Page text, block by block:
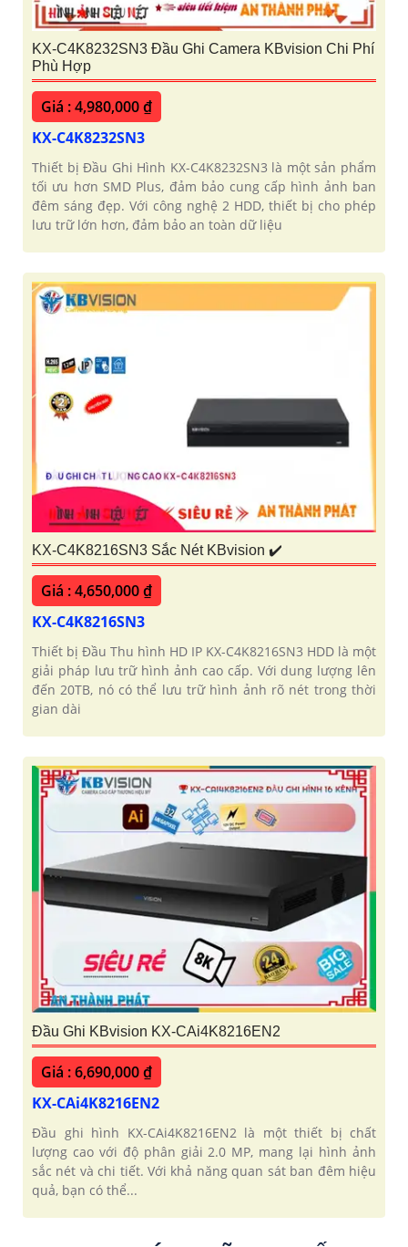
KX-C4K8232SN3 Đầu Ghi Camera KBvision Chi Phí
Phù Hợp
Giá : 4,980,000 ₫
KX-C4K8232SN3
Thiết bị Đầu Ghi Hình KX-C4K8232SN3 là một sản phẩm
tối ưu hơn SMD Plus, đảm bảo cung cấp hình ảnh ban
đêm sáng đẹp. Với công nghệ 2 HDD, thiết bị cho phép
lưu trữ lớn hơn, đảm bảo an toàn dữ liệu
KX-C4K8216SN3 Sắc Nét KBvision ✔️
Giá : 4,650,000 ₫
KX-C4K8216SN3
Thiết bị Đầu Thu hình HD IP KX-C4K8216SN3 HDD là một
giải pháp lưu trữ hình ảnh cao cấp. Với dung lượng lên
đến 20TB, nó có thể lưu trữ hình ảnh rõ nét trong thời
gian dài
Đầu Ghi KBvision KX-CAi4K8216EN2
Giá : 6,690,000 ₫
KX-CAi4K8216EN2
Đầu ghi hình KX-CAi4K8216EN2 là một thiết bị chất
lượng cao với độ phân giải 2.0 MP, mang lại hình ảnh
sắc nét và chi tiết. Với khả năng quan sát ban đêm hiệu
quả, bạn có thể...